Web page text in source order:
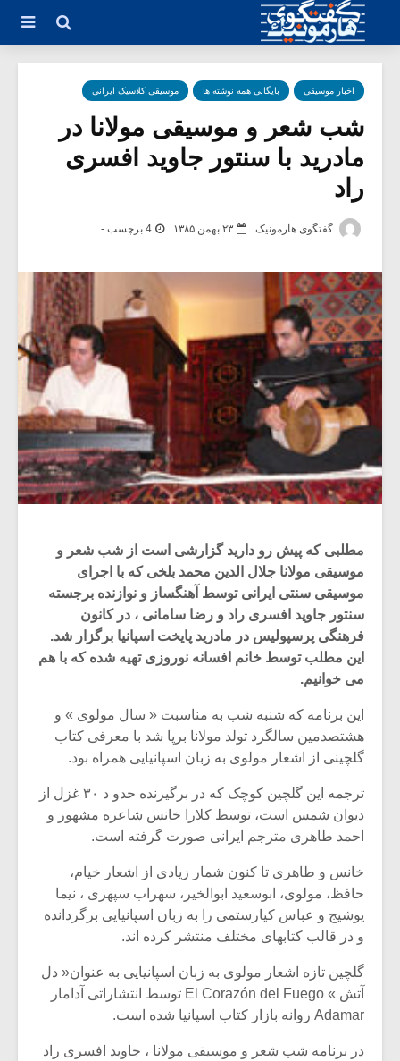
اخبار موسیقی بایگانی همه نوشته ها موسیقی کلاسیک ایرانی
شب شعر و موسیقی مولانا در
مادرید با سنتور جاوید افسری
راد
گفتگوی هارمونیک ۲۳ بهمن ۱۳۸۵ 4 برچسب -
مطلبی که پیش رو دارید گزارشی است از شب شعر و
موسیقی مولانا جلال الدین محمد بلخی که با اجرای
موسیقی سنتی ایرانی توسط آهنگساز و نوازنده برجسته
سنتور جاوید افسری راد و رضا سامانی ، در کانون
فرهنگی پرسپولیس در مادرید پایخت اسپانیا برگزار شد.
این مطلب توسط خانم افسانه نوروزی تهیه شده که با هم
می خوانیم.
این برنامه که شنبه شب به مناسبت « سال مولوی » و
هشتصدمین سالگرد تولد مولانا برپا شد با معرفی کتاب
گلچینی از اشعار مولوی به زبان اسپانیایی همراه بود.
ترجمه این گلچین کوچک که در برگیرنده حدو د ۳۰ غزل از
دیوان شمس است، توسط کلارا خانس شاعره مشهور و
احمد طاهری مترجم ایرانی صورت گرفته است.
خانس و طاهری تا کنون شمار زیادی از اشعار خیام،
حافظ، مولوی، ابوسعید ابوالخیر، سهراب سپهری ، نیما
یوشیج و عباس کیارستمی را به زبان اسپانیایی برگردانده
و در قالب کتابهای مختلف منتشر کرده اند.
گلچین تازه اشعار مولوی به زبان اسپانیایی به عنوان« دل
آتش » El Corazón del Fuego توسط انتشاراتی آدامار
Adamar روانه بازار کتاب اسپانیا شده است.
در برنامه شب شعر و موسیقی مولانا ، جاوید افسری راد